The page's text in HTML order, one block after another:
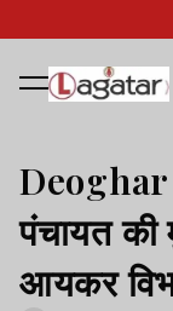
पंचायत की
आयकर